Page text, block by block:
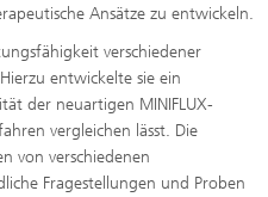
Ansätze zu entwickeln.
verschiedener
entwickelte sie ein
der neuartigen MINIFLUX-
vergleichen lässt. Die
von verschiedenen
Fragestellungen und Proben